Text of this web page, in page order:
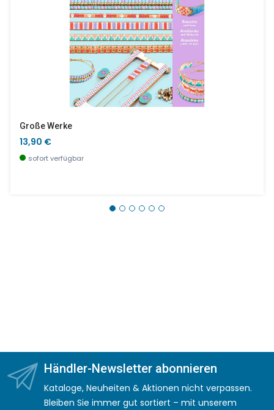
Große Werke
13,90 €
sofort verfügbar
Händler-Newsletter abonnieren
Kataloge, Neuheiten & Aktionen nicht verpassen.
Bleiben Sie immer gut sortiert – mit unserem